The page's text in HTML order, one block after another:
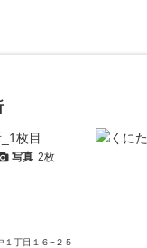
写真 2枚
１丁目１６−２５